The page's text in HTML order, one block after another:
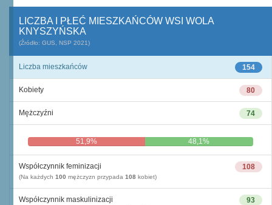
LICZBA I PŁEĆ MIESZKAŃCÓW WSI WOLA
KNYSZYŃSKA
(Źródło: GUS, NSP 2021)
154
Liczba mieszkańców
80
Kobiety
74
Mężczyźni
51,9% 48,1%
108
Współczynnik feminizacji
(Na każdych 100 mężczyzn przypada 108 kobiet)
93
Współczynnik maskulinizacji